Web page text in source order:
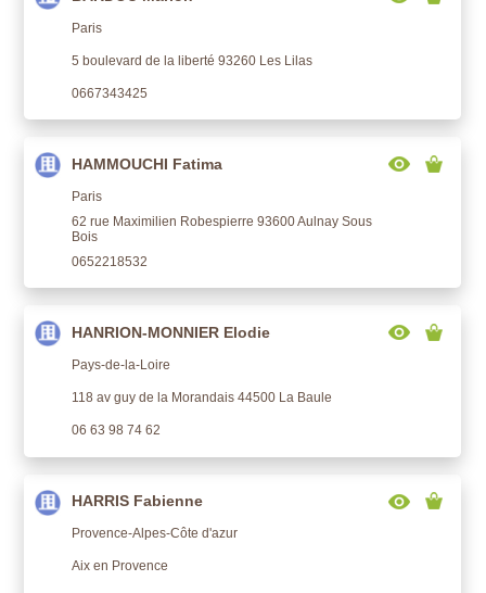
Paris
5 boulevard de la liberté 93260 Les Lilas
0667343425
HAMMOUCHI Fatima
Paris
62 rue Maximilien Robespierre 93600 Aulnay Sous
Bois
0652218532
HANRION-MONNIER Elodie
Pays-de-la-Loire
118 av guy de la Morandais 44500 La Baule
06 63 98 74 62
HARRIS Fabienne
Provence-Alpes-Côte d'azur
Aix en Provence